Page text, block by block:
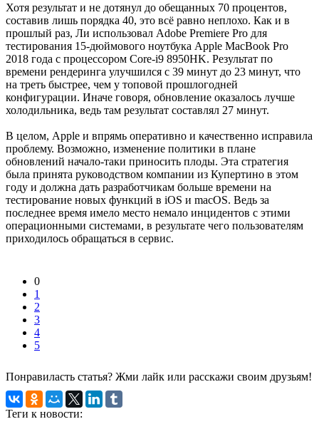
Хотя результат и не дотянул до обещанных 70 процентов,
составив лишь порядка 40, это всё равно неплохо. Как и в
прошлый раз, Ли использовал Adobe Premiere Pro для
тестирования 15-дюймового ноутбука Apple MacBook Pro
2018 года с процессором Core-i9 8950HK. Результат по
времени рендеринга улучшился с 39 минут до 23 минут, что
на треть быстрее, чем у топовой прошлогодней
конфигурации. Иначе говоря, обновление оказалось лучше
холодильника, ведь там результат составлял 27 минут.
В целом, Apple и впрямь оперативно и качественно исправила
проблему. Возможно, изменение политики в плане
обновлений начало-таки приносить плоды. Эта стратегия
была принята руководством компании из Купертино в этом
году и должна дать разработчикам больше времени на
тестирование новых функций в iOS и macOS. Ведь за
последнее время имело место немало инцидентов с этими
операционными системами, в результате чего пользователям
приходилось обращаться в сервис.
0
1
2
3
4
5
Понравиласть статья? Жми лайк или расскажи своим друзьям!
Теги к новости: